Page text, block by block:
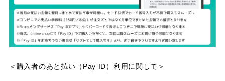
＜購入者のあと払い（Pay ID）利用に関して＞